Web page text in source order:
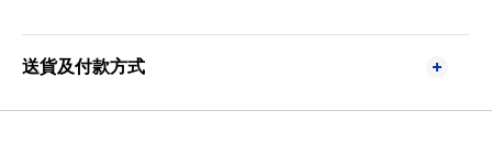
送貨及付款方式